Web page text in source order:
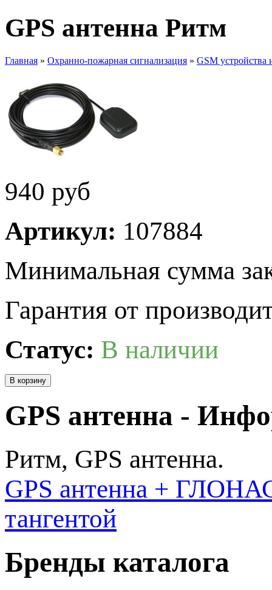
GPS антенна Ритм
Главная » Охранно-пожарная сигнализация » GSM устройства
940 руб
Артикул: 107884
Минимальная сумма
Гарантия от
Статус: В наличии
GPS антенна -
Ритм, GPS антенна.
GPS антенна +
тангентой
Бренды каталога